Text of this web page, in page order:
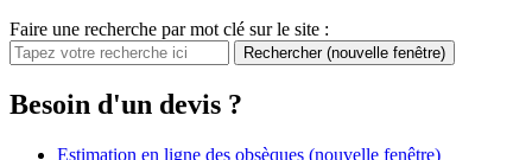
Faire une recherche par mot clé sur le site :
Rechercher (nouvelle fenêtre)
Besoin d'un devis ?
Estimation en ligne des obsèques (nouvelle fenêtre)